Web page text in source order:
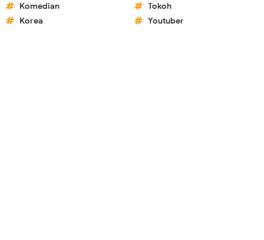
Komedian
Korea
Tokoh
Youtuber